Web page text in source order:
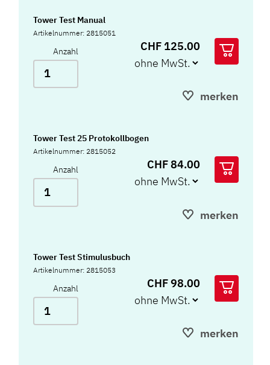
Tower Test Manual
Artikelnummer: 2815051
Anzahl CHF 125.00
merken
Tower Test 25 Protokollbogen
Artikelnummer: 2815052
Anzahl CHF 84.00
merken
Tower Test Stimulusbuch
Artikelnummer: 2815053
Anzahl CHF 98.00
merken